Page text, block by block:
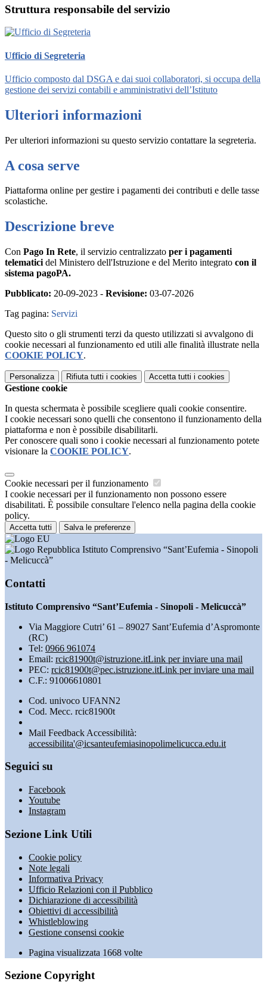
Struttura responsabile del servizio
Ufficio di Segreteria
Ufficio composto dal DSGA e dai suoi collaboratori, si occupa della
gestione dei servizi contabili e amministrativi dell’Istituto
Ulteriori informazioni
Per ulteriori informazioni su questo servizio contattare la segreteria.
A cosa serve
Piattaforma online per gestire i pagamenti dei contributi e delle tasse
scolastiche.
Descrizione breve
Con Pago In Rete, il servizio centralizzato per i pagamenti
telematici del Ministero dell'Istruzione e del Merito integrato con il
sistema pagoPA.
Pubblicato: 20-09-2023 - Revisione: 03-07-2026
Tag pagina: Servizi
Questo sito o gli strumenti terzi da questo utilizzati si avvalgono di
cookie necessari al funzionamento ed utili alle finalità illustrate nella
COOKIE POLICY.
Personalizza Rifiuta tutti i cookies Accetta tutti i cookies
Gestione cookie
In questa schermata è possibile scegliere quali cookie consentire.
I cookie necessari sono quelli che consentono il funzionamento della
piattaforma e non è possibile disabilitarli.
Per conoscere quali sono i cookie necessari al funzionamento potete
visionare la COOKIE POLICY.
Cookie necessari per il funzionamento
I cookie necessari per il funzionamento non possono essere
disabilitati. È possibile consultare l'elenco nella pagina della cookie
policy.
Accetta tutti Salva le preferenze
Istituto Comprensivo “Sant’Eufemia - Sinopoli
- Melicuccà”
Contatti
Istituto Comprensivo “Sant’Eufemia - Sinopoli - Melicuccà”
Via Maggiore Cutri’ 61 – 89027 Sant’Eufemia d’Aspromonte
(RC)
Tel: 0966 961074
Email: rcic81900t@istruzione.itLink per inviare una mail
PEC: rcic81900t@pec.istruzione.itLink per inviare una mail
C.F.: 91006610801
Cod. univoco UFANN2
Cod. Mecc. rcic81900t
Mail Feedback Accessibilità:
accessibilita'@icsanteufemiasinopolimelicucca.edu.it
Seguici su
Facebook
Youtube
Instagram
Sezione Link Utili
Cookie policy
Note legali
Informativa Privacy
Ufficio Relazioni con il Pubblico
Dichiarazione di accessibilità
Obiettivi di accessibilità
Whistleblowing
Gestione consensi cookie
Pagina visualizzata 1668 volte
Sezione Copyright